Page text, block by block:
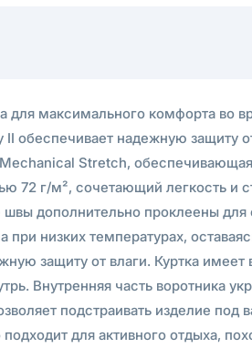
для максимального комфорта
обеспечивает надежную защиту
Stretch,
72 г/м², сочетающий легкость и
дополнительно проклеены
при низких температурах,
защиту от влаги. Куртка
Внутренняя часть
подстраивать изделие
для активного отдыха,